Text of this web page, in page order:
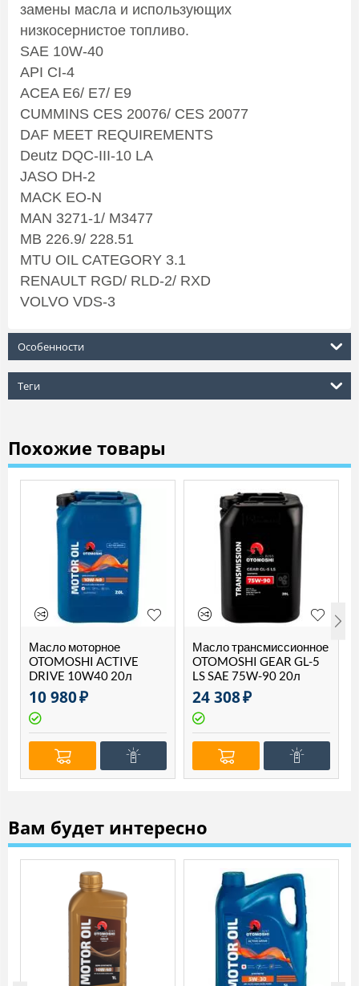
замены масла и использующих
низкосернистое топливо.
SAE 10W-40
API CI-4
ACEA E6/ E7/ E9
CUMMINS CES 20076/ CES 20077
DAF MEET REQUIREMENTS
Deutz DQC-III-10 LA
JASO DH-2
MACK EO-N
MAN 3271-1/ M3477
MB 226.9/ 228.51
MTU OIL CATEGORY 3.1
RENAULT RGD/ RLD-2/ RXD
VOLVO VDS-3
Особенности
Теги
Похожие товары
Масло моторное
OTOMOSHI ACTIVE
DRIVE 10W40 20л
10 980₽
Масло трансмиссионное
OTOMOSHI GEAR GL-5
LS SAE 75W-90 20л
24 308₽
Вам будет интересно